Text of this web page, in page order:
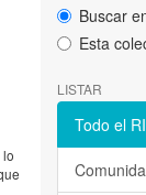
Buscar
Esta
LISTAR
Todo el